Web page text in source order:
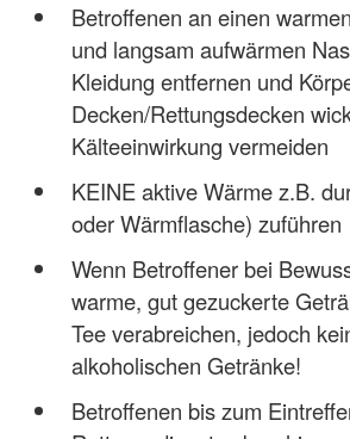
Betroffenen an einen
und langsam aufwärmen
Kleidung entfernen und
Decken/Rettungsdecken
Kälteeinwirkung vermeiden
KEINE aktive Wärme z.B.
oder Wärmflasche) zuführen
Wenn Betroffener bei
warme, gut gezuckerte
Tee verabreichen, jedoch
alkoholischen Getränke!
Betroffenen bis zum